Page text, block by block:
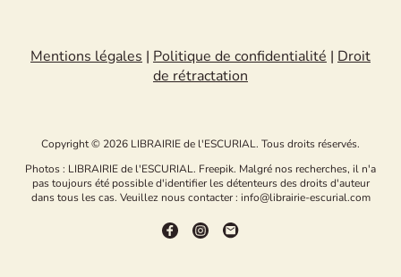
Mentions légales | Politique de confidentialité | Droit
de rétractation
Copyright © 2026 LIBRAIRIE de l'ESCURIAL. Tous droits réservés.
Photos : LIBRAIRIE de l'ESCURIAL. Freepik. Malgré nos recherches, il n'a
pas toujours été possible d'identifier les détenteurs des droits d'auteur
dans tous les cas. Veuillez nous contacter : info@librairie-escurial.com